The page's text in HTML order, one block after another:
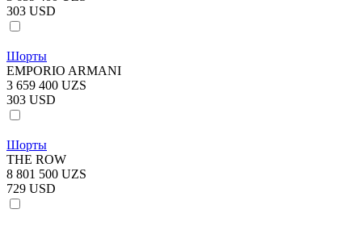
303 USD
Шорты
EMPORIO ARMANI
3 659 400 UZS
303 USD
Шорты
THE ROW
8 801 500 UZS
729 USD